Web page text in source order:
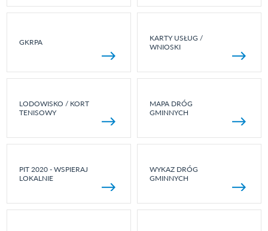
GKRPA
KARTY USŁUG /
WNIOSKI
LODOWISKO / KORT
TENISOWY
MAPA DRÓG
GMINNYCH
PIT 2020 - WSPIERAJ
LOKALNIE
WYKAZ DRÓG
GMINNYCH